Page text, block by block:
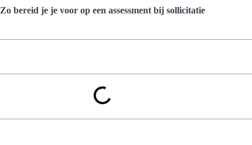
Zo bereid je je voor op een assessment bij sollicitatie